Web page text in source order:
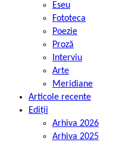
Eseu
Fototeca
Poezie
Proză
Interviu
Arte
Meridiane
Articole recente
Ediții
Arhiva 2026
Arhiva 2025